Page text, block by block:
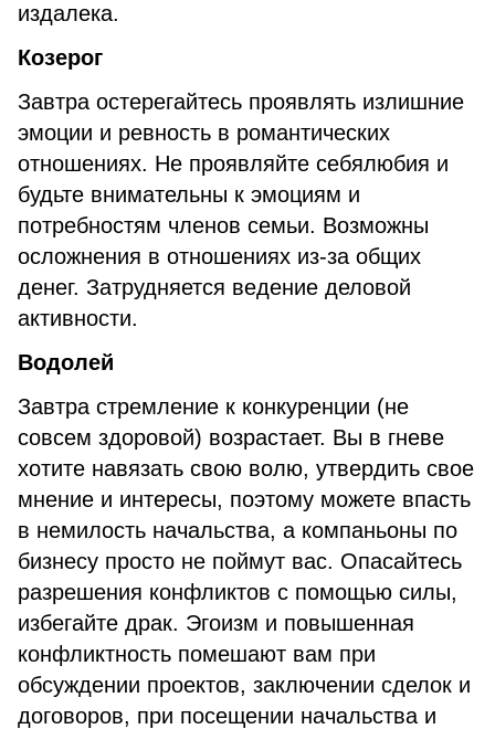
издалека.
Козерог
Завтра остерегайтесь проявлять излишние
эмоции и ревность в романтических
отношениях. Не проявляйте себялюбия и
будьте внимательны к эмоциям и
потребностям членов семьи. Возможны
осложнения в отношениях из-за общих
денег. Затрудняется ведение деловой
активности.
Водолей
Завтра стремление к конкуренции (не
совсем здоровой) возрастает. Вы в гневе
хотите навязать свою волю, утвердить свое
мнение и интересы, поэтому можете впасть
в немилость начальства, а компаньоны по
бизнесу просто не поймут вас. Опасайтесь
разрешения конфликтов с помощью силы,
избегайте драк. Эгоизм и повышенная
конфликтность помешают вам при
обсуждении проектов, заключении сделок и
договоров, при посещении начальства и